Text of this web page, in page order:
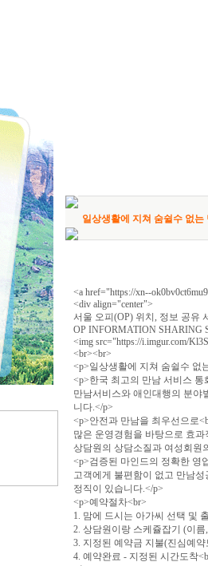
일상생활에 지쳐 숨쉴수 없
<a href="https://xn--
<div align="center">
서울 오피(OP) 위치, 정보 공유
OP INFORMATION SHARING
<img src="https://i.imgur.com/
<br><br>
<p>일상생활에 지쳐 숨쉴수 없
<p>한국 최고의 만남 서비스 통
만남서비스와 애인대행의 분야
니다.</p>
<p>안전과 만남을 최우선으로
많은 운영경험을 바탕으로 효
상담원의 상담소질과 여성회원
<p>검증된 마인드의 정확한 영
고객에게 불편함이 없고 만남
정직이 있습니다.</p>
<p>예약절차<br>
1. 맘에 드시는 아가씨 선택 및
2. 상담원이랑 스케쥴잡기 (이
3. 지정된 예약금 지불(진심예
4. 예약완료 - 지정된 시간도착